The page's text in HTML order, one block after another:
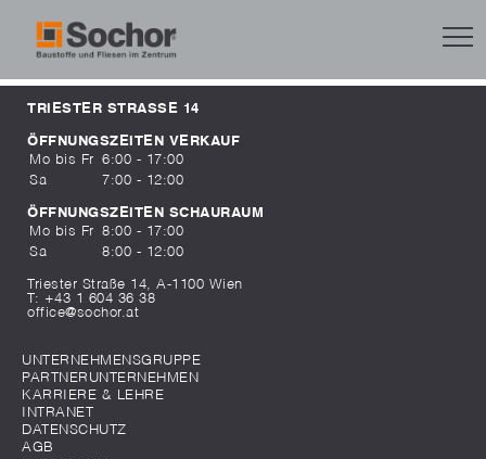
TRIESTER STRASSE 14
ÖFFNUNGSZEITEN VERKAUF
Mo bis Fr
6:00 - 17:00
Sa
7:00 - 12:00
ÖFFNUNGSZEITEN SCHAURAUM
Mo bis Fr
8:00 - 17:00
Sa
8:00 - 12:00
Triester Straße 14, A-1100 Wien
T: +43 1 604 36 38
office@sochor.at
UNTERNEHMENSGRUPPE
PARTNERUNTERNEHMEN
KARRIERE & LEHRE
INTRANET
DATENSCHUTZ
AGB